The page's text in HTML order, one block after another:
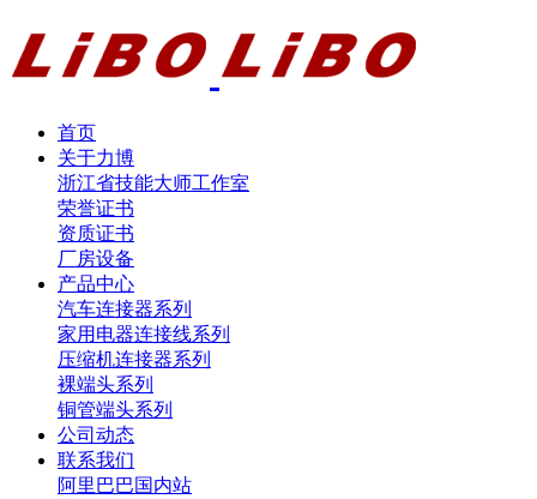
首页
关于力博
浙江省技能大师工作室
荣誉证书
资质证书
厂房设备
产品中心
汽车连接器系列
家用电器连接线系列
压缩机连接器系列
裸端头系列
铜管端头系列
公司动态
联系我们
阿里巴巴国内站